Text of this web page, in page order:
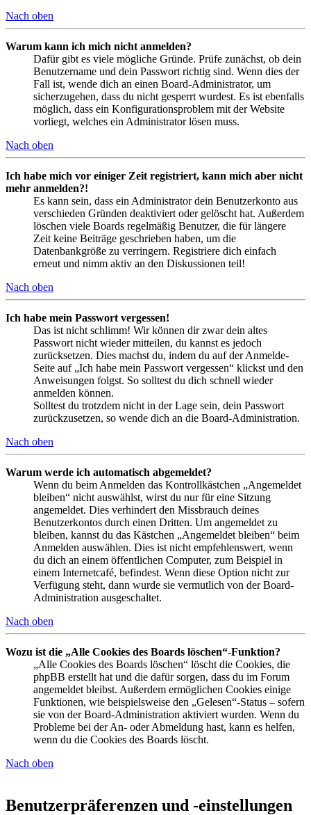
Nach oben
Warum kann ich mich nicht anmelden?
Dafür gibt es viele mögliche Gründe. Prüfe zunächst, ob dein
Benutzername und dein Passwort richtig sind. Wenn dies der
Fall ist, wende dich an einen Board-Administrator, um
sicherzugehen, dass du nicht gesperrt wurdest. Es ist ebenfalls
möglich, dass ein Konfigurationsproblem mit der Website
vorliegt, welches ein Administrator lösen muss.
Nach oben
Ich habe mich vor einiger Zeit registriert, kann mich aber nicht
mehr anmelden?!
Es kann sein, dass ein Administrator dein Benutzerkonto aus
verschieden Gründen deaktiviert oder gelöscht hat. Außerdem
löschen viele Boards regelmäßig Benutzer, die für längere
Zeit keine Beiträge geschrieben haben, um die
Datenbankgröße zu verringern. Registriere dich einfach
erneut und nimm aktiv an den Diskussionen teil!
Nach oben
Ich habe mein Passwort vergessen!
Das ist nicht schlimm! Wir können dir zwar dein altes
Passwort nicht wieder mitteilen, du kannst es jedoch
zurücksetzen. Dies machst du, indem du auf der Anmelde-
Seite auf „Ich habe mein Passwort vergessen“ klickst und den
Anweisungen folgst. So solltest du dich schnell wieder
anmelden können.
Solltest du trotzdem nicht in der Lage sein, dein Passwort
zurückzusetzen, so wende dich an die Board-Administration.
Nach oben
Warum werde ich automatisch abgemeldet?
Wenn du beim Anmelden das Kontrollkästchen „Angemeldet
bleiben“ nicht auswählst, wirst du nur für eine Sitzung
angemeldet. Dies verhindert den Missbrauch deines
Benutzerkontos durch einen Dritten. Um angemeldet zu
bleiben, kannst du das Kästchen „Angemeldet bleiben“ beim
Anmelden auswählen. Dies ist nicht empfehlenswert, wenn
du dich an einem öffentlichen Computer, zum Beispiel in
einem Internetcafé, befindest. Wenn diese Option nicht zur
Verfügung steht, dann wurde sie vermutlich von der Board-
Administration ausgeschaltet.
Nach oben
Wozu ist die „Alle Cookies des Boards löschen“-Funktion?
„Alle Cookies des Boards löschen“ löscht die Cookies, die
phpBB erstellt hat und die dafür sorgen, dass du im Forum
angemeldet bleibst. Außerdem ermöglichen Cookies einige
Funktionen, wie beispielsweise den „Gelesen“-Status – sofern
sie von der Board-Administration aktiviert wurden. Wenn du
Probleme bei der An- oder Abmeldung hast, kann es helfen,
wenn du die Cookies des Boards löscht.
Nach oben
Benutzerpräferenzen und -einstellungen